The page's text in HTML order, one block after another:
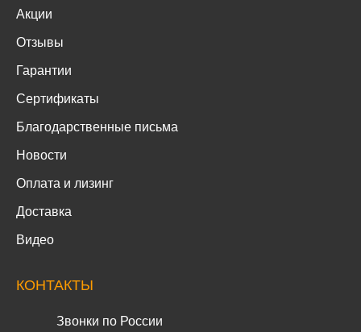
Акции
Отзывы
Гарантии
Сертификаты
Благодарственные письма
Новости
Оплата и лизинг
Доставка
Видео
КОНТАКТЫ
Звонки по России